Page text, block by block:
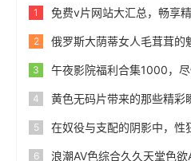
1 免费v片网站大汇总，畅享精彩内容的最
2 俄罗斯大荫蒂女人毛茸茸的魅力与生活方
3 午夜影院福利合集1000，尽情享受夜
4 黄色无码片带来的那些精彩
5 在奴役与支配的阴影中，性狂
6 浪潮AV色综合久久天堂色欲AV，让你